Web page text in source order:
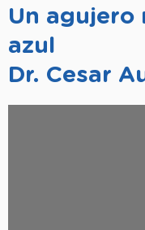
Un agujero
azul
Dr. Cesar